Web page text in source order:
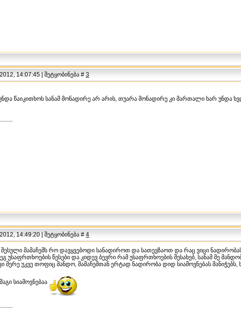
14:07:45 | შეტყობინება # 3
უნდა წაიკითხოს სანამ მონადირე არ არის, თუარა მონადირე კი მართალი ხარ უნდა
14:49:20 | შეტყობინება # 4
შესული მამაჩემს რო დავყვებოდი სანადიროთ და სათევზაოთ და რაც ვიცი
უსაფრთხოების წესები და კიდევ ბევრი რამ უსაფრთხოების შესახებ, სანამ მე
მერე უკვე თოფიც მანდო, მამაჩემთან ერტად ნადირობა დიდ სიამოვნებას
სიამოვნებაა